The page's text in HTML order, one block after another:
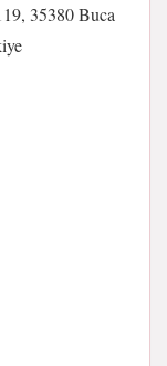
35380 Buca